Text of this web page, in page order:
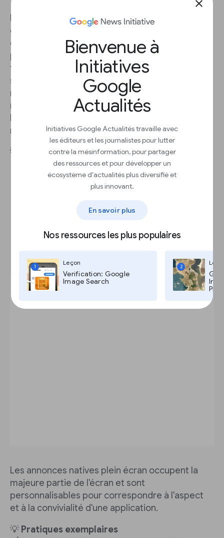
close
Bienvenue à
Initiatives
Google
Actualités
Initiatives Google Actualités travaille avec
les éditeurs et les journalistes pour lutter
contre la mésinformation, pour partager
des ressources et pour développer un
écosystème d'actualités plus diversifié et
plus innovant.
En savoir plus
Nos ressources les plus populaires
1
Leçon
Verification: Google
Image Search
2
Pro,
Les groupes de rendementsont des groupes
de votre inventaire publicitaire qui peuvent être
ciblés sur des échanges et des réseaux
publicitaires tiers. En configurant l'enchère d'en-
tête, vous permettez aux annonceurs d'enchérir
sur des blocs d'annonces à partir de leur
navigateur. Les groupes de rendement sont plus
rapides à mettre en place que les éléments de
ligne de type priorité au prix, et fournissent des
rapports plus précis.
💡 Pratiques exemplaires
Placez des annonces natives
Les annonces natives plein écran occupent la
majeure partie de l'écran et sont
personnalisables pour correspondre à l'aspect
et à la convivialité d'une application.
💡 Pratiques exemplaires